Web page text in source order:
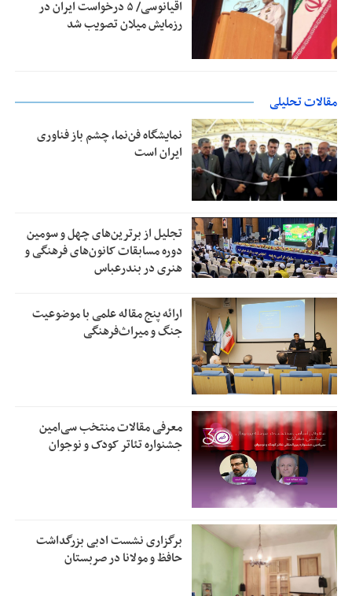
اقیانوسی/ ۵ درخواست ایران در
رزمایش میلان تصویب شد
مقالات تحلیلی
نمایشگاه فن‌نما، چشم باز فناوری
ایران است
تجلیل از بر‌ترین‌های چهل و سومین
دوره مسابقات کانون‌های فرهنگی و
هنری در بندرعباس
ارائه پنج مقاله علمی با موضوعیت
جنگ و میراث‌فرهنگی
معرفی مقالات منتخب سی‌امین
جشنواره تئاتر کودک و نوجوان
برگزاری نشست ادبی بزرگداشت
حافظ و مولانا در صربستان